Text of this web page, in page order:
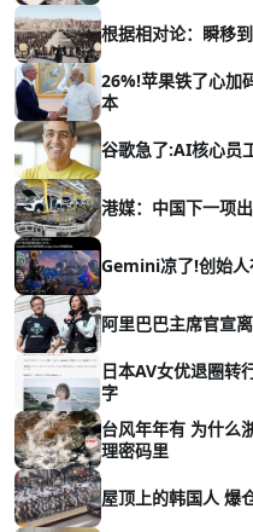
根据相对论：瞬移
26%!苹果铁了心加
本
谷歌急了:AI核心员
港媒：中国下一项
Gemini凉了!创始
阿里巴巴主席官宣
日本AV女优退圈转
字
台风年年有 为什么
理密码里
屋顶上的韩国人 爆